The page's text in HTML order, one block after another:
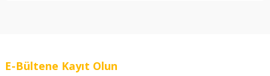
Ürün resmi kalitesiz, bozuk veya görüntülenemiyor.
E-Bültene Kayıt Olun